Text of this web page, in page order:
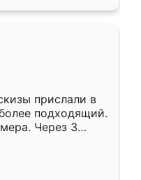
прислали в
подходящий.
Через 3
Остались
Ренессанс